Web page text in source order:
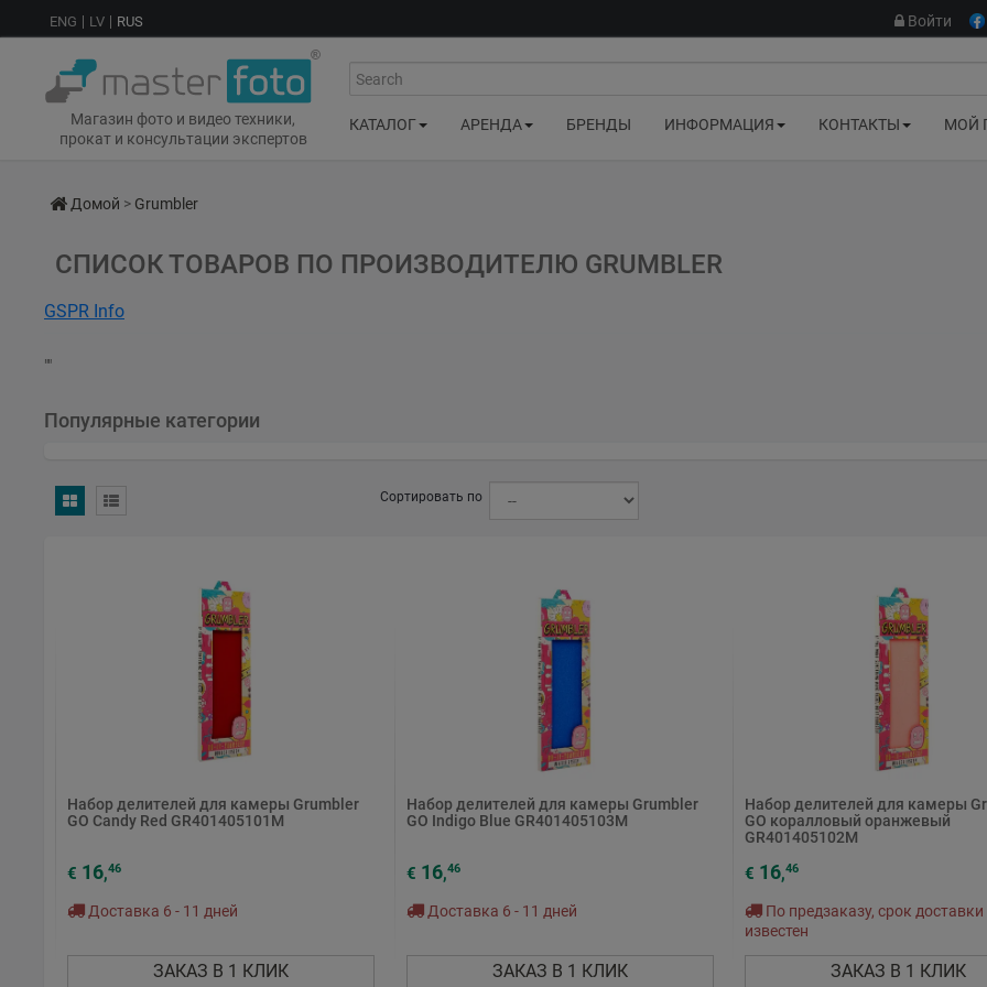
ENG LV RUS Войти
Магазин фото и видео техники,
прокат и консультации экспертов
Search
КАТАЛОГ АРЕНДА БРЕНДЫ ИНФОРМАЦИЯ КОНТАКТЫ МОЙ
Домой > Grumbler
СПИСОК ТОВАРОВ ПО ПРОИЗВОДИТЕЛЮ GRUMBLER
GSPR Info
""
Популярные категории
Сортировать по
Набор делителей для камеры Grumbler
GO Candy Red GR401405101M
€ 16,46
Доставка 6 - 11 дней
ЗАКАЗ В 1 КЛИК
Набор делителей для камеры Grumbler
GO Indigo Blue GR401405103M
€ 16,46
Доставка 6 - 11 дней
ЗАКАЗ В 1 КЛИК
Набор делителей для камеры
GO коралловый оранжевый
GR401405102M
€ 16,46
По предзаказу, срок доставки
известен
ЗАКАЗ В 1 КЛИК